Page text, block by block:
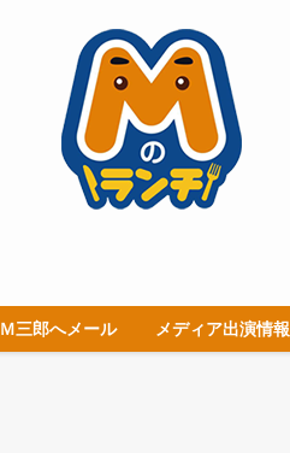
Ｍ三郎へメール メディア出演情報